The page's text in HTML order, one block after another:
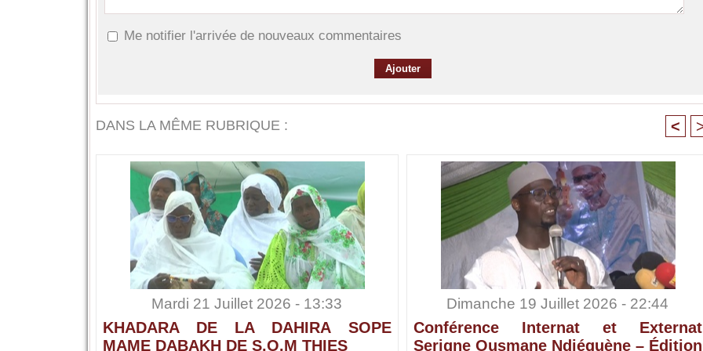
Me notifier l'arrivée de nouveaux commentaires
DANS LA MÊME RUBRIQUE : <
Mardi 21 Juillet 2026 - 13:33
KHADARA DE LA DAHIRA SOPE
MAME DABAKH DE S.O.M THIES
Dimanche 19 Juillet 2026 - 22:44
Conférence Internat et Externat
Serigne Ousmane Ndiéguène – Édition